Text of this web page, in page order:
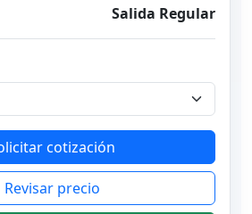
Salida Regular
cotización
Revisar precio